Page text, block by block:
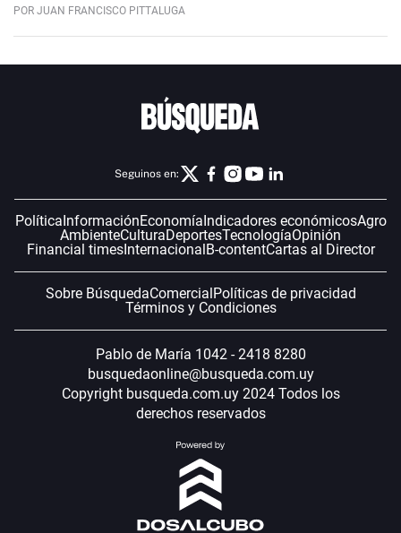
POR JUAN FRANCISCO PITTALUGA
Seguinos en:
Política InformaciónEconomía Indicadores económicosAgro
AmbienteCulturaDeportesTecnologíaOpinión
Financial timesInternacional B-contentCartas al Director
Sobre BúsquedaComercial Políticas de privacidad
Términos y Condiciones
Pablo de María 1042 - 2418 8280
busquedaonline@busqueda.com.uy
Copyright busqueda.com.uy 2024 Todos los
derechos reservados